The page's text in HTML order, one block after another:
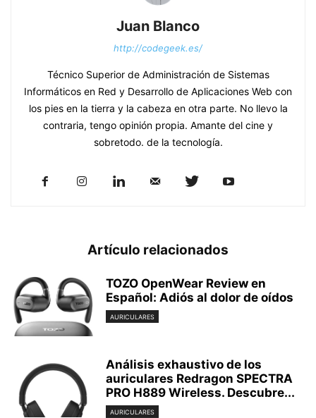
Juan Blanco
http://codegeek.es/
Técnico Superior de Administración de Sistemas
Informáticos en Red y Desarrollo de Aplicaciones Web con
los pies en la tierra y la cabeza en otra parte. No llevo la
contraria, tengo opinión propia. Amante del cine y
sobretodo. de la tecnología.
Artículo relacionados
TOZO OpenWear Review en
Español: Adiós al dolor de oídos
AURICULARES
Análisis exhaustivo de los
auriculares Redragon SPECTRA
PRO H889 Wireless. Descubre...
AURICULARES